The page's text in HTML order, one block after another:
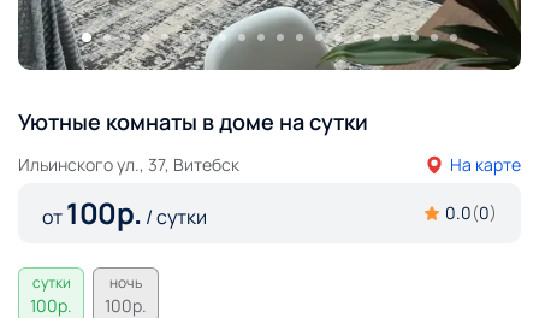
Уютные комнаты в доме на сутки
Ильинского ул., 37, Витебск На карте
от100р. / сутки 0.0(0)
сутки
100р.
ночь
100р.